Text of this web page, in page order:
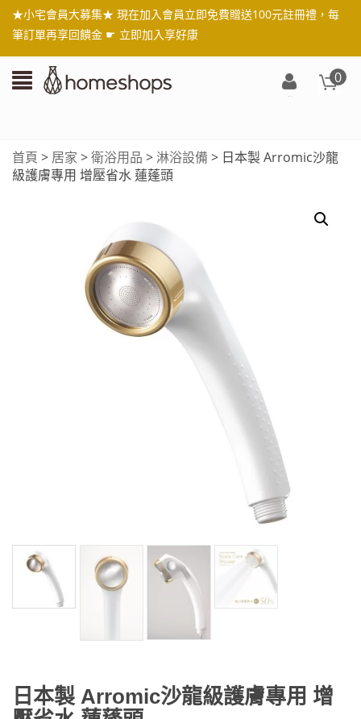
★小宅會員大募集★ 現在加入會員立即免費贈送100元註冊禮，每
筆訂單再享回饋金 ☛ 立即加入享好康
0
冊
首頁 > 居家 >衛浴用品 > 淋浴設備 > 日本製 Arromic沙龍
級護膚專用 增壓省水 蓮蓬頭
日本製 Arromic沙龍級護膚專用 增